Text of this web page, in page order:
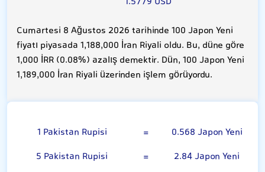
Cumartesi 8 Ağustos 2026 tarihinde 100 Japon Yeni
fiyatı piyasada 1,188,000 İran Riyali oldu. Bu, düne göre
1,000 İRR (0.08%) azalış demektir. Dün, 100 Japon Yeni
1,189,000 İran Riyali üzerinden işlem görüyordu.
1 Pakistan Rupisi =
0.568 Japon Yeni
5 Pakistan Rupisi
= 2.84 Japon Yeni